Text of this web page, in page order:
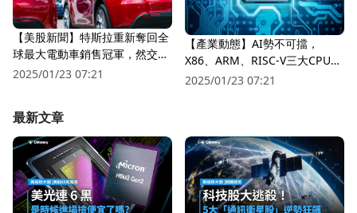
【美股新聞】特斯拉重新奪回全
球最大電動車銷售冠軍，然交車
量仍不如市場預期！
2025/01/23 07:21
【產業動態】AI勢不可擋，
X86、ARM、RISC-V三大CPU架
構誰將成為市場主流？
2025/01/23 07:21
最新文章